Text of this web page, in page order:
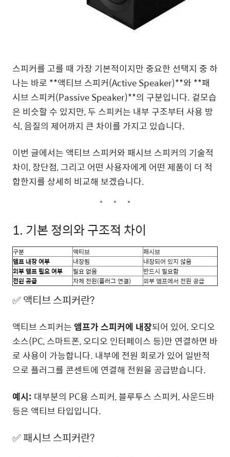
스피커를 고를 때 가장 기본적이지만 중요한 선택지 중 하
나는 바로 **액티브 스피커(Active Speaker)**와 **패
시브 스피커(Passive Speaker)**의 구분입니다. 겉모습
은 비슷할 수 있지만, 두 스피커는 내부 구조부터 사용 방
식, 음질의 제어까지 큰 차이를 가지고 있습니다.
이번 글에서는 액티브 스피커와 패시브 스피커의 기술적
차이, 장단점, 그리고 어떤 사용자에게 어떤 제품이 더 적
합한지를 상세히 비교해 보겠습니다.
1. 기본 정의와 구조적 차이
구분 액티브
패시브
앰프 내장 여부
내장됨
내장되어 있지 않음
외부 앰프 필요 여부
필요 없음
반드시 필요함
전원 공급
자체 전원(플러그 연결) 외부 앰프에서 전원 공급
✅ 액티브 스피커란?
액티브 스피커는앰프가 스피커에 내장되어 있어, 오디오
소스(PC, 스마트폰, 오디오 인터페이스 등)만 연결하면 바
로 사용이 가능합니다. 내부에 전원 회로가 있어 일반적
으로 플러그를 콘센트에 연결해 전원을 공급받습니다.
예시: 대부분의 PC용 스피커, 블루투스 스피커, 사운드바
등은 액티브 타입입니다.
✅ 패시브 스피커란?